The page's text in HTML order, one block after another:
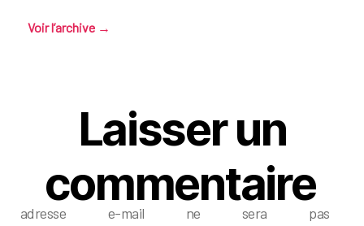
Voir l’archive →
Laisser un
commentaire
adresse e-mail ne sera pas